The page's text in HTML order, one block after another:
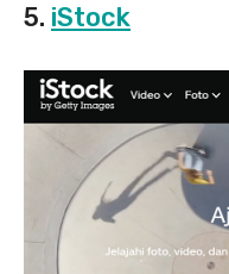
5. iStock